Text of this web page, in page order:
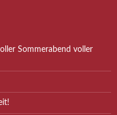
Sommerabend voller